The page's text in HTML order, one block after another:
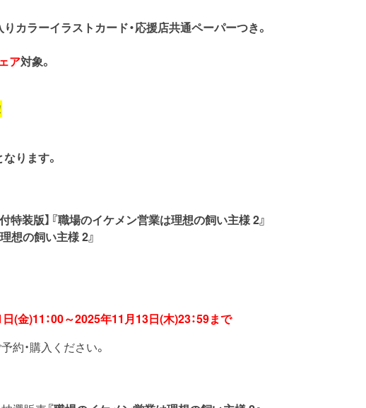
カラーイラストカード・応援店共通ペーパーつき。
ア対象。
ります。
装版】『職場のイケメン営業は理想の飼い主様 2』
想の飼い主様 2』
(金)11：00～2025年11月13日(木)23：59まで
・購入ください。